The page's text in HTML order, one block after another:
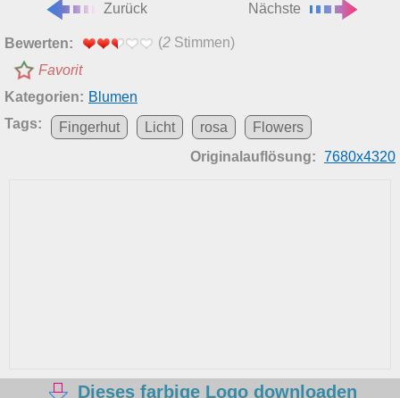
Zurück Nächste
Bewerten: (2 Stimmen)
Favorit
Kategorien: Blumen
Tags:
Fingerhut Licht rosa
Flowers
Originalauflösung: 7680x4320
Dieses farbige Logo downloaden